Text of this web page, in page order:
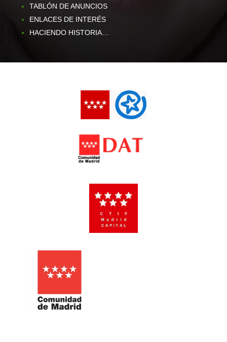
TABLÓN DE ANUNCIOS
ENLACES DE INTERÉS
HACIENDO HISTORIA…